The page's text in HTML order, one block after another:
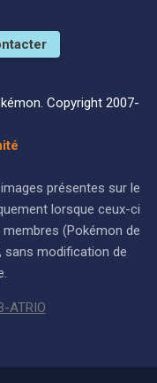
Copyright 2007-
présentes sur le
lorsque ceux-ci
(Pokémon de
sans modification de
ATRIO